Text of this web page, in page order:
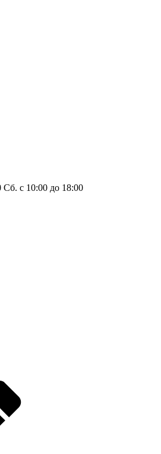
Сб. с 10:00 до 18:00